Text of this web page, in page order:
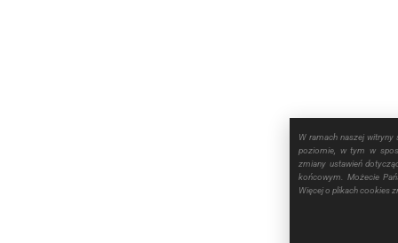
W ramach naszej witryny
poziomie, w tym w
zmiany ustawień
końcowym. Możecie
Więcej o plikach cookies